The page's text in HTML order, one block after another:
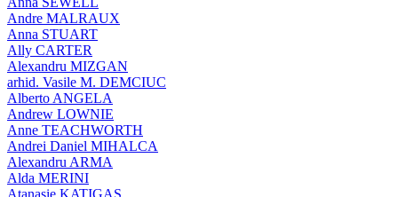
Andre MALRAUX
Anna STUART
Ally CARTER
Alexandru MIZGAN
arhid. Vasile M. DEMCIUC
Alberto ANGELA
Andrew LOWNIE
Anne TEACHWORTH
Andrei Daniel MIHALCA
Alexandru ARMA
Alda MERINI
Atanasie KATIGAS